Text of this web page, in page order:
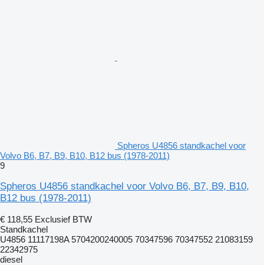
Spheros U4856 standkachel voor
Volvo B6, B7, B9, B10, B12 bus (1978-2011)
9
Spheros U4856 standkachel voor Volvo B6, B7, B9, B10,
B12 bus (1978-2011)
€ 118,55 Exclusief BTW
Standkachel
U4856 11117198A 5704200240005 70347596 70347552 21083159
22342975
diesel